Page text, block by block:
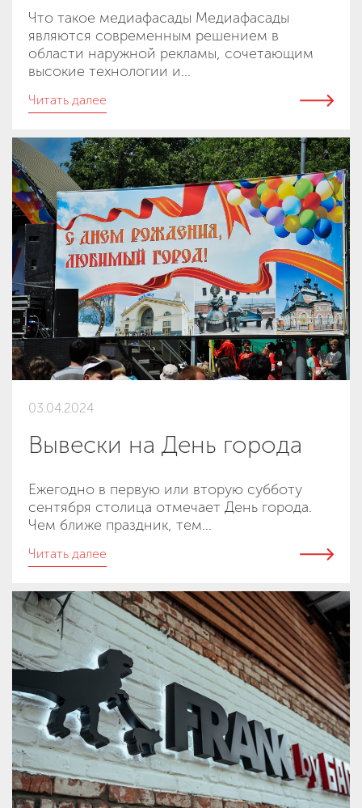
Что такое медиафасады Медиафасады
являются современным решением в
области наружной рекламы, сочетающим
высокие технологии и...
Читать далее
03.04.2024
Вывески на День города
Ежегодно в первую или вторую субботу
сентября столица отмечает День города.
Чем ближе праздник, тем...
Читать далее